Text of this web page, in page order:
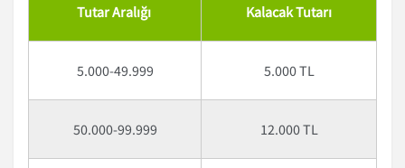
Tutar Aralığı
Kalacak Tutarı
5.000-49.999 5.000 TL
50.000-99.999 12.000 TL